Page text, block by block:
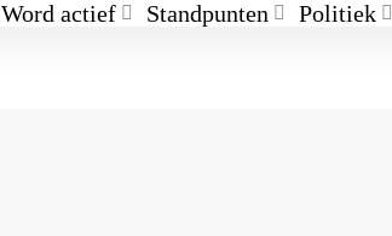
Word actief Standpunten Politiek